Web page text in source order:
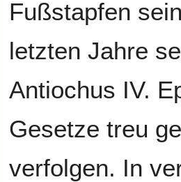
Fußstapfen
letzten Jahre
Antiochus IV.
Gesetze treu
verfolgen. In